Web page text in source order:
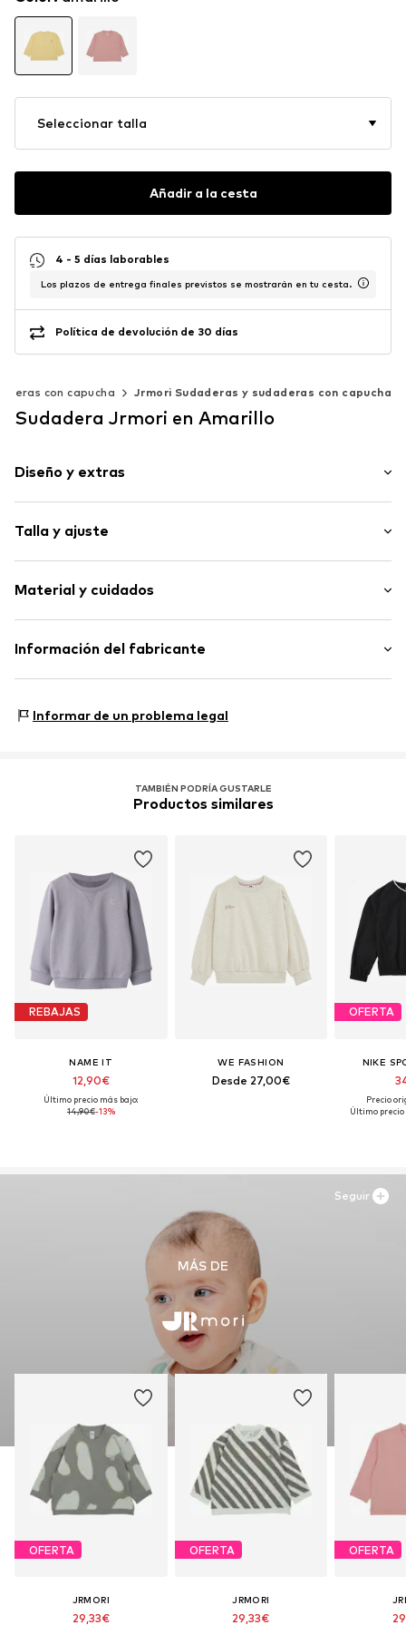
Seleccionar talla
Añadir a la cesta
4 - 5 días laborables
Los plazos de entrega finales previstos se mostrarán en tu cesta.
Política de devolución de 30 días
con capucha Jrmori Sudaderas y sudaderas con capucha
Sudadera Jrmori en Amarillo
Diseño y extras
Felpa ligera
Cuello henley
Botón a presión
Artículo n.º JMI0030003000001
Talla y ajuste
Longitud: Normal
Ajuste: Ajuste regular
Material y cuidados
Composición: 100% Algodón
No apto para la secadora
Información del fabricante
50678 Köln
Informar de un problema legal
TAMBIÉN PODRÍA GUSTARLE
Productos similares
REBAJAS
NAME IT
12,90€
Último precio más bajo:
14,90€-13%
WE FASHION
Desde 27,00€
OFERTA
NIKE
Precio
Último precio
MÁS DE
OFERTA
JRMORI
29,33€
OFERTA
JRMORI
29,33€
OFERTA
Seguir